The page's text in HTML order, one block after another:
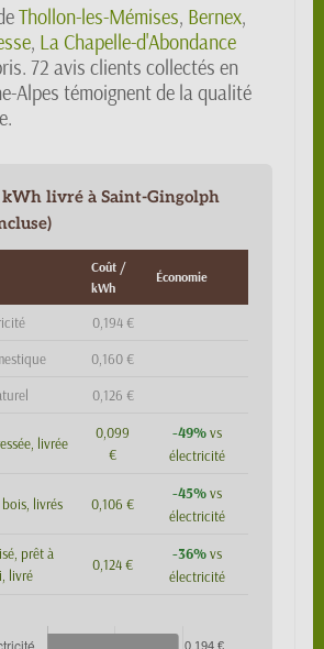
Thollon-les-Mémises, Bernex,
, La Chapelle-d'Abondance
72 avis clients collectés en
Alpes témoignent de la qualité
kWh livré à Saint-Gingolph
Coût /
kWh
Économie
0,194 €
0,160 €
0,126 €
livrée
0,099
€
-49%vs
électricité
livrés 0,106 €
-45%vs
électricité
prêt à
livré
0,124 €
-36%vs
électricité